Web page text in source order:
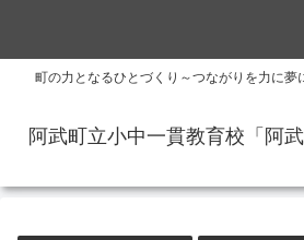
町の力となるひとづくり～つながりを力に夢
阿武町立小中一貫教育校「阿